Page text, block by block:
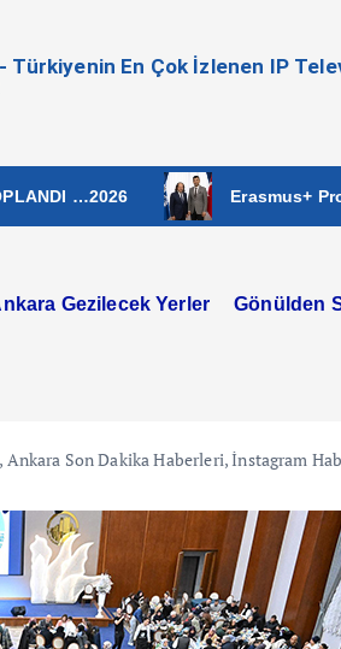
Türkiyenin En Çok İzlenen IP
Erasmus+ Proje
Gezilecek Yerler Gönülden
, Ankara Son Dakika Haberleri,İnstagram